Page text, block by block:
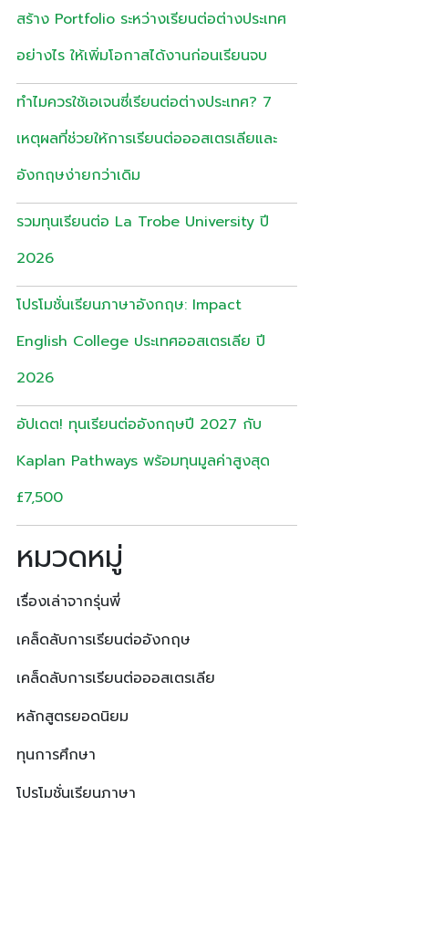
สร้าง Portfolio ระหว่างเรียนต่อต่างประเทศ
อย่างไร ให้เพิ่มโอกาสได้งานก่อนเรียนจบ
ทำไมควรใช้เอเจนซี่เรียนต่อต่างประเทศ? 7
เหตุผลที่ช่วยให้การเรียนต่อออสเตรเลียและ
อังกฤษง่ายกว่าเดิม
รวมทุนเรียนต่อ La Trobe University ปี
2026
โปรโมชั่นเรียนภาษาอังกฤษ: Impact
English College ประเทศออสเตรเลีย ปี
2026
อัปเดต! ทุนเรียนต่ออังกฤษปี 2027 กับ
Kaplan Pathways พร้อมทุนมูลค่าสูงสุด
£7,500
หมวดหมู่
เรื่องเล่าจากรุ่นพี่
เคล็ดลับการเรียนต่ออังกฤษ
เคล็ดลับการเรียนต่อออสเตรเลีย
หลักสูตรยอดนิยม
ทุนการศึกษา
โปรโมชั่นเรียนภาษา